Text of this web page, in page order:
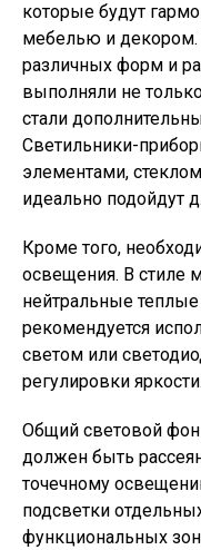
которые будут
мебелью и декором.
различных форм и
выполняли не
стали
Светильники-
элементами,
идеально подойдут
Кроме того,
освещения. В стиле
нейтральные теплые
рекомендуется
светом или
регулировки яркости.
Общий световой
должен быть
точечному
подсветки
функциональных